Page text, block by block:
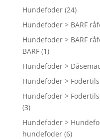
Hundefoder (24)
Hundefoder > BARF
Hundefoder > BARF
BARF (1)
Hundefoder >
Hundefoder >
Hundefoder >
(3)
Hundefoder >
hundefoder (6)